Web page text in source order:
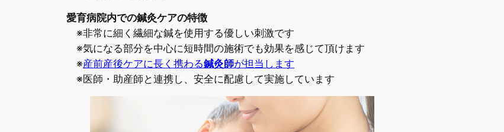
愛育病院内での鍼灸ケアの特徴
※非常に細く繊細な鍼を使用する優しい刺激です
※気になる部分を中心に短時間の施術でも効果を感じて頂けます
※産前産後ケアに長く携わる鍼灸師が担当します
※医師・助産師と連携し、安全に配慮して実施しています